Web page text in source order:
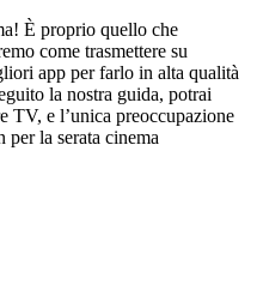
È proprio quello che
come trasmettere su
app per farlo in alta qualità
la nostra guida, potrai
TV, e l’unica preoccupazione
la serata cinema